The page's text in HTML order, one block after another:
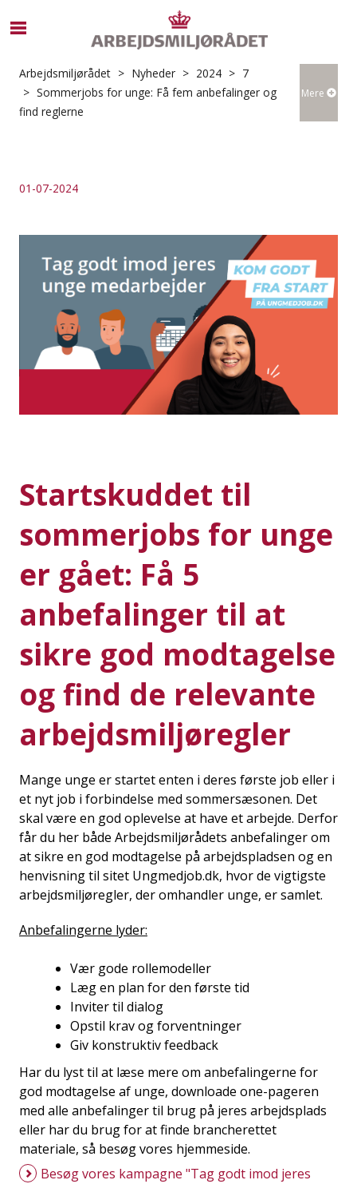
e
f
i
h
o
s
i
e
Arbejdsmiljørådet Nyheder 2024
7
Sommerjobs for unge: Få fem anbefalinger og
find reglerne
Mere
01-07-2024
Startskuddet til
sommerjobs for unge
er gået: Få 5
anbefalinger til at
sikre god modtagelse
og find de relevante
arbejdsmiljøregler
Mange unge er startet enten i deres første job eller i
et nyt job i forbindelse med sommersæsonen. Det
skal være en god oplevelse at have et arbejde. Derfor
får du her både Arbejdsmiljørådets anbefalinger om
at sikre en god modtagelse på arbejdspladsen og en
henvisning til sitet Ungmedjob.dk, hvor de vigtigste
arbejdsmiljøregler, der omhandler unge, er samlet.
Anbefalingerne lyder:
Vær gode rollemodeller
Læg en plan for den første tid
Inviter til dialog
Opstil krav og forventninger
Giv konstruktiv feedback
Har du lyst til at læse mere om anbefalingerne for
god modtagelse af unge, downloade one-pageren
med alle anbefalinger til brug på jeres arbejdsplads
eller har du brug for at finde brancherettet
materiale, så besøg vores hjemmeside.
Besøg vores kampagne "Tag godt imod jeres